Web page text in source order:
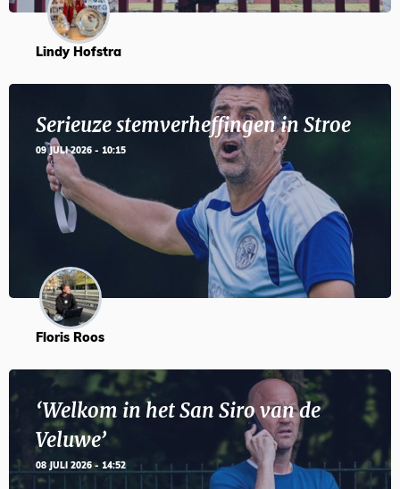
Lindy Hofstra
Serieuze stemverheffingen in Stroe
09 JULI 2026 - 10:15
Floris Roos
‘Welkom in het San Siro van de
Veluwe’
08 JULI 2026 - 14:52